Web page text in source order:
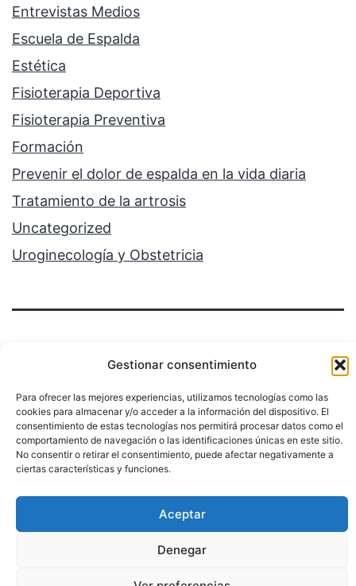
Gestionar consentimiento
Para ofrecer las mejores experiencias, utilizamos tecnologías como las
cookies para almacenar y/o acceder a la información del dispositivo. El
consentimiento de estas tecnologías nos permitirá procesar datos como el
comportamiento de navegación o las identificaciones únicas en este sitio.
No consentir o retirar el consentimiento, puede afectar negativamente a
ciertas características y funciones.
Aceptar
Denegar
Entrevistas Medios
Escuela de Espalda
Estética
Fisioterapia Deportiva
Fisioterapia Preventiva
Formación
Prevenir el dolor de espalda en la vida diaria
Tratamiento de la artrosis
Uncategorized
Uroginecología y Obstetricia
Política de privacidad
Funciona gracias aWordPress.